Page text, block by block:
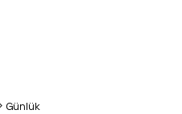
Günlük